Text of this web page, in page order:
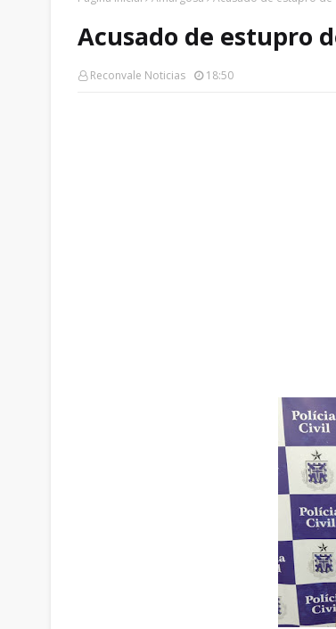
Acusado de estupro
Reconvale Noticias 18:50